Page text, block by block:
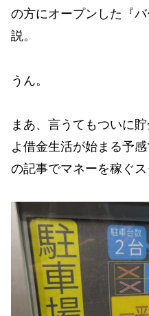
の方にオープンした『
説。
うん。
まあ、言うてもついに
よ借金生活が始まる予
の記事でマネーを稼ぐス